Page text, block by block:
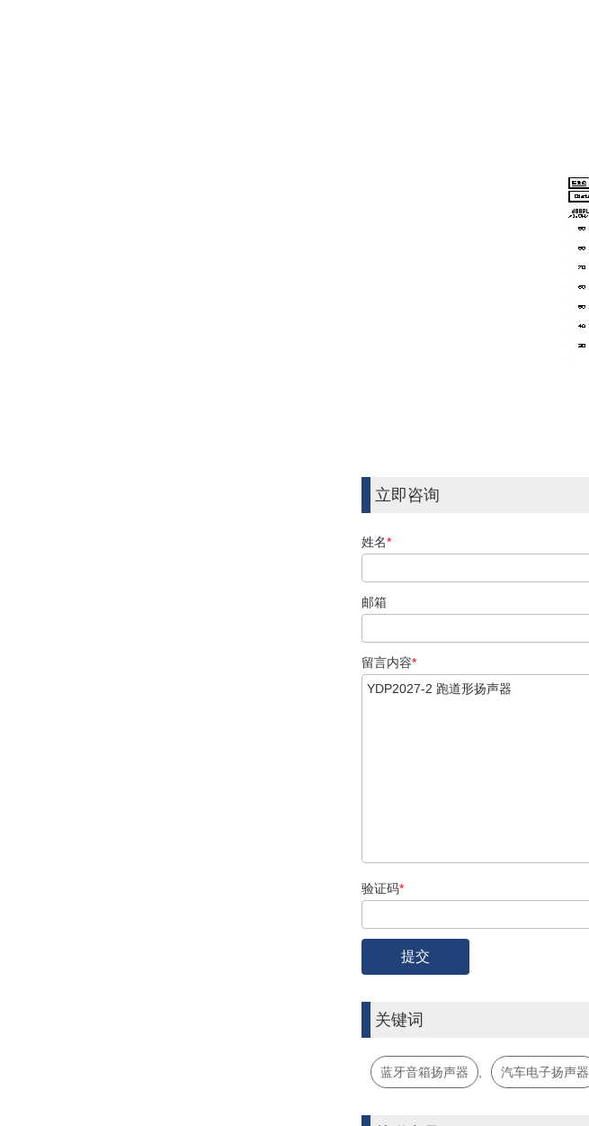
立即咨询
姓名*
邮箱
留言内容*
验证码*
关键词
蓝牙音箱扬声器 , 汽车电子扬声器